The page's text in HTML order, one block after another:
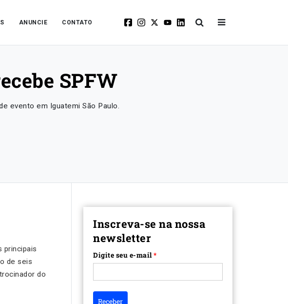
ANUNCIE CONTATO
SPFW
evento em Iguatemi São Paulo.
principais
de seis
do
Inscreva-se na nossa
newsletter
Digite seu e-mail*
Receber